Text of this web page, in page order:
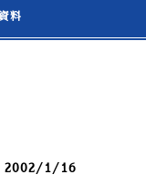
料
2002/1/16